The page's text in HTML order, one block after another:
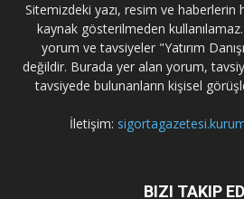
Sitemizdeki yazı, resim ve haberlerin
kaynak gösterilmeden
yorum ve tavsiyeler "Yatırım
değildir. Burada yer alan yorum,
tavsiyede bulunanların kişisel
İletişim:
BIZI TAKIP